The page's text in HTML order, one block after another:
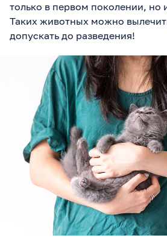
только в первом поколении, но
Таких животных можно
допускать до разведения!